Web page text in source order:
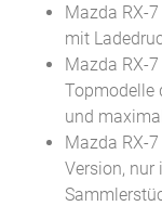
Mazda RX-
mit
Mazda RX-7
Topmodelle
und
Mazda RX-
Version, nur